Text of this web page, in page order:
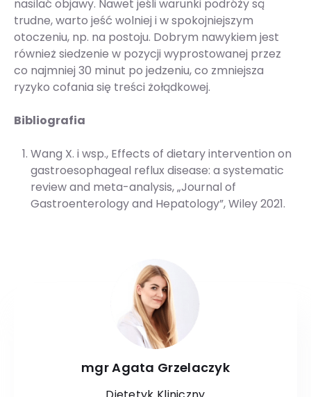
nasilać objawy. Nawet jeśli warunki podróży są
trudne, warto jeść wolniej i w spokojniejszym
otoczeniu, np. na postoju. Dobrym nawykiem jest
również siedzenie w pozycji wyprostowanej przez
co najmniej 30 minut po jedzeniu, co zmniejsza
ryzyko cofania się treści żołądkowej.
Bibliografia
Wang X. i wsp., Effects of dietary intervention on
gastroesophageal reflux disease: a systematic
review and meta-analysis, „Journal of
Gastroenterology and Hepatology”, Wiley 2021.
mgr Agata Grzelaczyk